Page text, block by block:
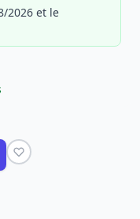
2026 et le